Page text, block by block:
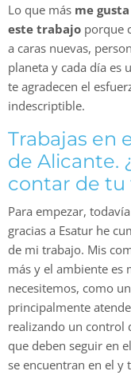
Lo que más me
este trabajo porque
a caras nuevas,
planeta y cada día es
te agradecen el
indescriptible.
Trabajas en
de Alicante.
contar de tu
Para empezar,
gracias a Esatur he
de mi trabajo. Mis
más y el ambiente
necesitemos, como
principalmente
realizando un control
que deben seguir en
se encuentran en el y